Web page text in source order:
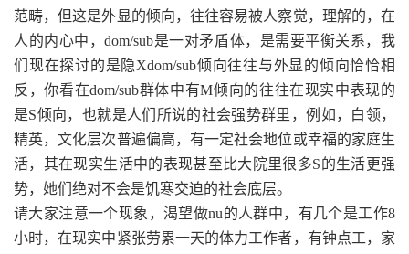
范畴，但这是外显的倾向，往往容易被人察觉，理解的，在
人的内心中，dom/sub是一对矛盾体，是需要平衡关系，我
们现在探讨的是隐Xdom/sub倾向往往与外显的倾向恰恰相
反，你看在dom/sub群体中有M倾向的往往在现实中表现的
是S倾向，也就是人们所说的社会强势群里，例如，白领，
精英，文化层次普遍偏高，有一定社会地位或幸福的家庭生
活，其在现实生活中的表现甚至比大院里很多S的生活更强
势，她们绝对不会是饥寒交迫的社会底层。
请大家注意一个现象，渴望做nu的人群中，有几个是工作8
小时，在现实中紧张劳累一天的体力工作者，有钟点工，家